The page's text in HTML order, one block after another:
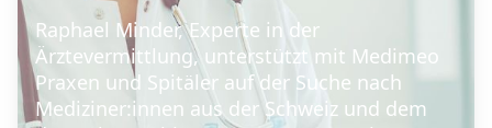
Raphael Minder, Experte in der
Ärztevermittlung, unterstützt mit Medimeo
Praxen und Spitäler auf der Suche nach
Mediziner:innen aus der Schweiz und dem